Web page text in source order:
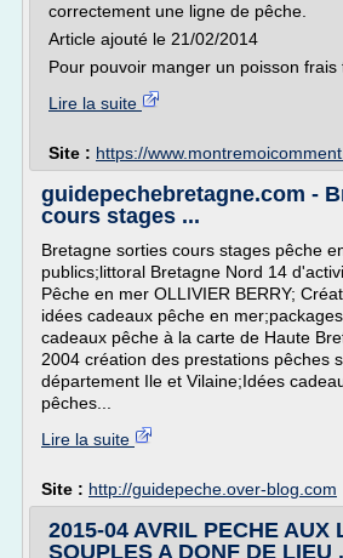
correctement une ligne de pêche.
Article ajouté le 21/02/2014
Pour pouvoir manger un poisson frais
Lire la suite
Site : https://
guidepechebretagne.com -
cours stages ...
Bretagne sorties cours stages pêche
publics;littoral Bretagne Nord 14
Pêche en mer OLLIVIER BERRY;
idées cadeaux pêche en
cadeaux pêche à la carte de Haute
2004 création des prestations pêches
département Ile et Vilaine;Idées
pêches...
Lire la suite
Site : http://guidepeche.over-blog.com
2015-04 AVRIL PECHE AUX
SOUPLES A DONF DE LIEU